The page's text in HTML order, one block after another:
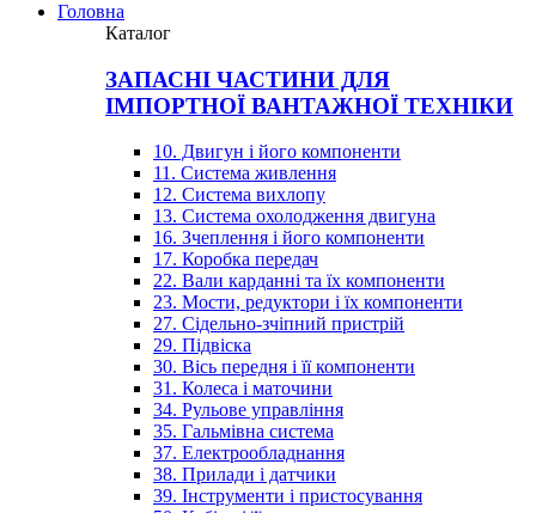
Головна
Каталог
ЗАПАСНІ ЧАСТИНИ ДЛЯ
ІМПОРТНОЇ ВАНТАЖНОЇ ТЕХНІКИ
10. Двигун і його компоненти
11. Система живлення
12. Система вихлопу
13. Система охолодження двигуна
16. Зчеплення і його компоненти
17. Коробка передач
22. Вали карданні та їх компоненти
23. Мости, редуктори і їх компоненти
27. Сідельно-зчіпний пристрій
29. Підвіска
30. Вісь передня і її компоненти
31. Колеса і маточини
34. Рульове управління
35. Гальмівна система
37. Електрообладнання
38. Прилади і датчики
39. Інструменти і пристосування